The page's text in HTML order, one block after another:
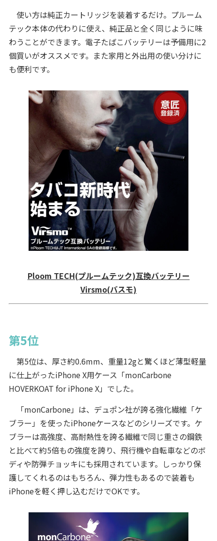
使い方は純正カートリッジを装着するだけ。プルーム
テック本体の代わりに使え、純正品と全く同じように味
わうことができます。電子たばこバッテリーは予備用に2
個買いがオススメです。また家用と外出用の使い分けに
も便利です。
Ploom TECH(プルームテック)互換バッテリー
Virsmo(バスモ)
第5位
第5位は、厚さ約0.6mm、重量12gと驚くほど薄型軽量
に仕上がったiPhone X用ケース「monCarbone
HOVERKOAT for iPhone X」でした。
「monCarbone」は、デュポン社が誇る強化繊維「ケ
ブラー」を使ったiPhoneケースなどのシリーズです。ケ
ブラーは高強度、高耐熱性を誇る繊維で同じ重さの鋼鉄
と比べて約5倍もの強度を誇り、飛行機や自転車などのボ
ディや防弾チョッキにも採用されています。しっかり保
護してくれるのはもちろん、弾力性もあるので装着も
iPhoneを軽く押し込むだけでOKです。